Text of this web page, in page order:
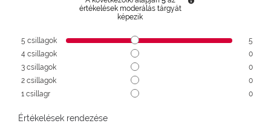
értékelések moderálás tárgyát
képezik
5 csillagok
5
4 csillagok
0
3 csillagok
0
2 csillagok
0
1 csillagr 0
Értékelések rendezése